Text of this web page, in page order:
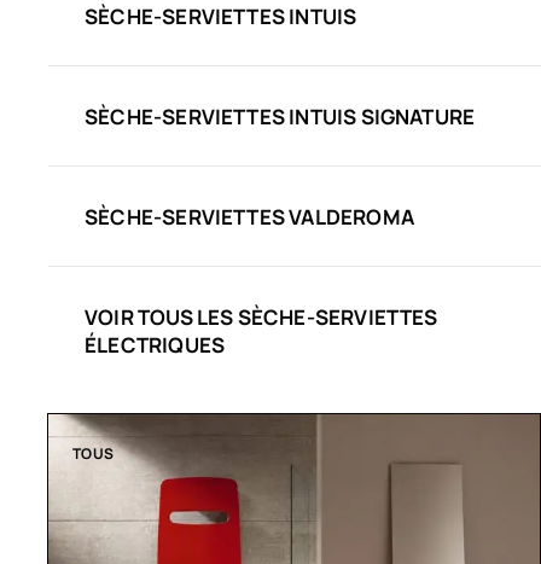
SÈCHE-SERVIETTES INTUIS
SÈCHE-SERVIETTES INTUIS SIGNATURE
SÈCHE-SERVIETTES VALDEROMA
VOIR TOUS LES SÈCHE-SERVIETTES
ÉLECTRIQUES
TOUS